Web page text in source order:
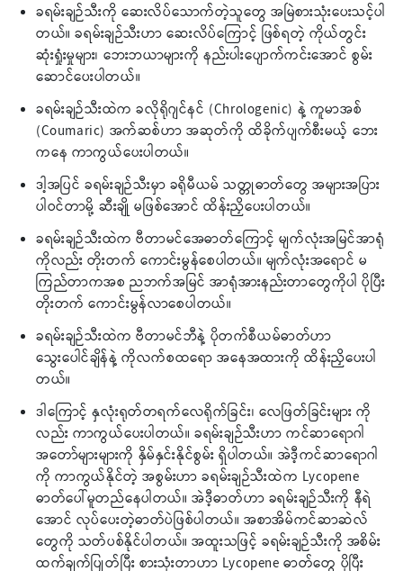
ခရမ်းချဉ်သီးကို ဆေးလိပ်သောက်တဲ့သူတွေ အမြဲစားသုံးပေးသင့်ပါ
တယ်။ ခရမ်းချဉ်သီးဟာ ဆေးလိပ်ကြောင့် ဖြစ်ရတဲ့ ကိုယ်တွင်း
ဆုံးရှုံးမှုများ၊ ဘေးဘယာများကို နည်းပါးပျောက်ကင်းအောင် စွမ်း
ဆောင်ပေးပါတယ်။
ခရမ်းချဉ်သီးထဲက ခလိုရိုဂျင်နင် (Chrologenic) နဲ့ ကူမာအစ်
(Coumaric) အက်ဆစ်ဟာ အဆုတ်ကို ထိခိုက်ပျက်စီးမယ့် ဘေး
ကနေ ကာကွယ်ပေးပါတယ်။
ဒါ့အပြင် ခရမ်းချဉ်သီးမှာ ခရိုမီယမ် သတ္တုဓာတ်တွေ အများအပြား
ပါဝင်တာမို့ ဆီးချို မဖြစ်အောင် ထိန်းညှိပေးပါတယ်။
ခရမ်းချဉ်သီးထဲက ဗီတာမင်အေဓာတ်ကြောင့် မျက်လုံးအမြင်အာရုံ
ကိုလည်း တိုးတက် ကောင်းမွန်စေပါတယ်။ မျက်လုံးအရောင် မ
ကြည်တာကအစ ညဘက်အမြင် အာရုံအားနည်းတာတွေကိုပါ ပိုပြီး
တိုးတက် ကောင်းမွန်လာစေပါတယ်။
ခရမ်းချဉ်သီးထဲက ဗီတာမင်ဘီနဲ့ ပိုတက်စီယမ်ဓာတ်ဟာ
သွေးပေါင်ချိန်နဲ့ ကိုလက်စထရော အနေအထားကို ထိန်းညှိပေးပါ
တယ်။
ဒါကြောင့် နှလုံးရုတ်တရက်လေရိုက်ခြင်း၊ လေဖြတ်ခြင်းများ ကို
လည်း ကာကွယ်ပေးပါတယ်။ ခရမ်းချဉ်သီးဟာ ကင်ဆာရောဂါ
အတော်များများကို နှိမ်နှင်းနိုင်စွမ်း ရှိပါတယ်။ အဲဒီ့ကင်ဆာရောဂါ
ကို ကာကွယ်နိုင်တဲ့ အစွမ်းဟာ ခရမ်းချဉ်သီးထဲက Lycopene
ဓာတ်ပေါ်မူတည်နေပါတယ်။ အဲဒီ့ဓာတ်ဟာ ခရမ်းချဉ်သီးကို နီရဲ
အောင် လုပ်ပေးတဲ့ဓာတ်ပဲဖြစ်ပါတယ်။ အစာအိမ်ကင်ဆာဆဲလ်
တွေကို သတ်ပစ်နိုင်ပါတယ်။ အထူးသဖြင့် ခရမ်းချဉ်သီးကို အစိမ်း
ထက်ချက်ပြုတ်ပြီး စားသုံးတာဟာ Lycopene ဓာတ်တွေ ပိုပြီး